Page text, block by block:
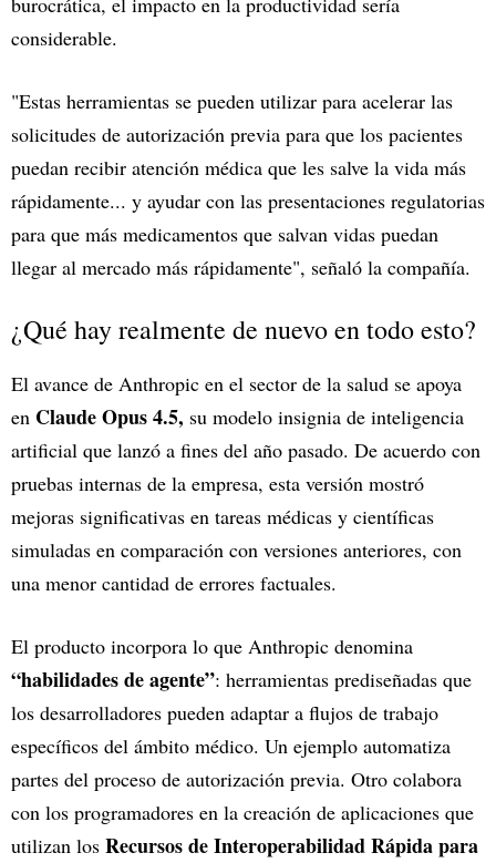
considerable.
"Estas herramientas se pueden utilizar para acelerar las
solicitudes de autorización previa para que los pacientes
puedan recibir atención médica que les salve la vida más
rápidamente... y ayudar con las presentaciones regulatorias
para que más medicamentos que salvan vidas puedan
llegar al mercado más rápidamente", señaló la compañía.
¿Qué hay realmente de nuevo en todo esto?
El avance de Anthropic en el sector de la salud se apoya
en Claude Opus 4.5, su modelo insignia de inteligencia
artificial que lanzó a fines del año pasado. De acuerdo con
pruebas internas de la empresa, esta versión mostró
mejoras significativas en tareas médicas y científicas
simuladas en comparación con versiones anteriores, con
una menor cantidad de errores factuales.
El producto incorpora lo que Anthropic denomina
“habilidades de agente”: herramientas prediseñadas que
los desarrolladores pueden adaptar a flujos de trabajo
específicos del ámbito médico. Un ejemplo automatiza
partes del proceso de autorización previa. Otro colabora
con los programadores en la creación de aplicaciones que
utilizan los Recursos de Interoperabilidad Rápida para